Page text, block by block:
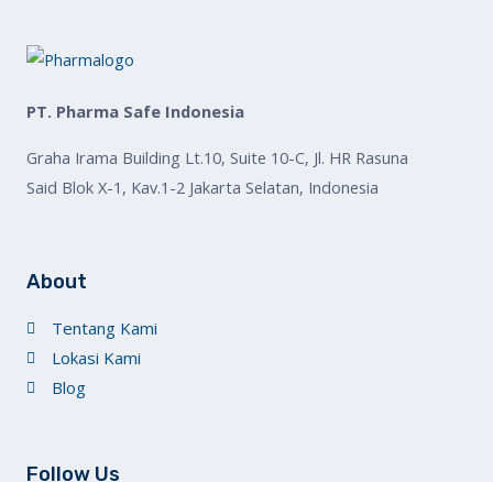
PT. Pharma Safe Indonesia
Graha Irama Building Lt.10, Suite 10-C, Jl. HR Rasuna
Said Blok X-1, Kav.1-2 Jakarta Selatan, Indonesia
About
Tentang Kami
Lokasi Kami
Blog
Follow Us